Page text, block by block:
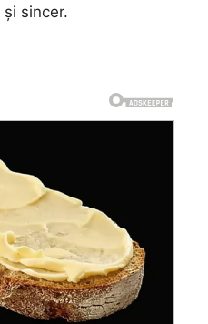
sincer.